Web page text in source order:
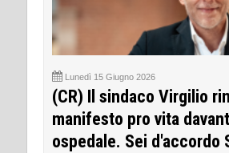
Lunedì 15 Giugno 2026
(CR) Il sindaco Virgilio
manifesto pro vita
ospedale. Sei d'accordo